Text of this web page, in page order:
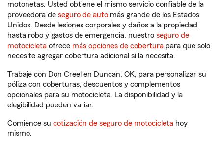
motonetas. Usted obtiene el mismo servicio confiable de la
proveedora de seguro de auto más grande de los Estados
Unidos. Desde lesiones corporales y daños a la propiedad
hasta robo y gastos de emergencia, nuestro seguro de
motocicleta ofrece más opciones de cobertura para que solo
necesite agregar cobertura adicional si la necesita.
Trabaje con Don Creel en Duncan, OK, para personalizar su
póliza con coberturas, descuentos y complementos
opcionales para su motocicleta. La disponibilidad y la
elegibilidad pueden variar.
Comience su cotización de seguro de motocicleta hoy
mismo.